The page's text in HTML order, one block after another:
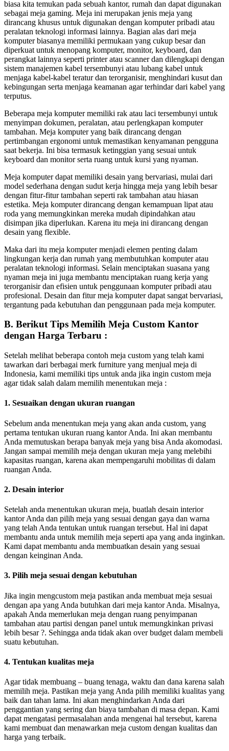
biasa kita temukan pada sebuah kantor, rumah dan dapat digunakan
sebagai meja gaming. Meja ini merupakan jenis meja yang
dirancang khusus untuk digunakan dengan komputer pribadi atau
peralatan teknologi informasi lainnya. Bagian alas dari meja
komputer biasanya memiliki permukaan yang cukup besar dan
diperkuat untuk menopang komputer, monitor, keyboard, dan
perangkat lainnya seperti printer atau scanner dan dilengkapi dengan
sistem manajemen kabel tersembunyi atau lubang kabel untuk
menjaga kabel-kabel teratur dan terorganisir, menghindari kusut dan
kebingungan serta menjaga keamanan agar terhindar dari kabel yang
terputus.
Beberapa meja komputer memiliki rak atau laci tersembunyi untuk
menyimpan dokumen, peralatan, atau perlengkapan komputer
tambahan. Meja komputer yang baik dirancang dengan
pertimbangan ergonomi untuk memastikan kenyamanan pengguna
saat bekerja. Ini bisa termasuk ketinggian yang sesuai untuk
keyboard dan monitor serta ruang untuk kursi yang nyaman.
Meja komputer dapat memiliki desain yang bervariasi, mulai dari
model sederhana dengan sudut kerja hingga meja yang lebih besar
dengan fitur-fitur tambahan seperti rak tambahan atau hiasan
estetika. Meja komputer dirancang dengan kemampuan lipat atau
roda yang memungkinkan mereka mudah dipindahkan atau
disimpan jika diperlukan. Karena itu meja ini dirancang dengan
desain yang flexible.
Maka dari itu meja komputer menjadi elemen penting dalam
lingkungan kerja dan rumah yang membutuhkan komputer atau
peralatan teknologi informasi. Selain menciptakan suasana yang
nyaman meja ini juga membantu menciptakan ruang kerja yang
terorganisir dan efisien untuk penggunaan komputer pribadi atau
profesional. Desain dan fitur meja komputer dapat sangat bervariasi,
tergantung pada kebutuhan dan penggunaan pada meja komputer.
B. Berikut Tips Memilih Meja Custom Kantor
dengan Harga Terbaru :
Setelah melihat beberapa contoh meja custom yang telah kami
tawarkan dari berbagai merk furniture yang menjual meja di
Indonesia, kami memiliki tips untuk anda jika ingin custom meja
agar tidak salah dalam memilih menentukan meja :
1. Sesuaikan dengan ukuran ruangan
Sebelum anda menentukan meja yang akan anda custom, yang
pertama tentukan ukuran ruang kantor Anda. Ini akan membantu
Anda memutuskan berapa banyak meja yang bisa Anda akomodasi.
Jangan sampai memilih meja dengan ukuran meja yang melebihi
kapasitas ruangan, karena akan mempengaruhi mobilitas di dalam
ruangan Anda.
2. Desain interior
Setelah anda menentukan ukuran meja, buatlah desain interior
kantor Anda dan pilih meja yang sesuai dengan gaya dan warna
yang telah Anda tentukan untuk ruangan tersebut. Hal ini dapat
membantu anda untuk memilih meja seperti apa yang anda inginkan.
Kami dapat membantu anda membuatkan desain yang sesuai
dengan keinginan Anda.
3. Pilih meja sesuai dengan kebutuhan
Jika ingin mengcustom meja pastikan anda membuat meja sesuai
dengan apa yang Anda butuhkan dari meja kantor Anda. Misalnya,
apakah Anda memerlukan meja dengan ruang penyimpanan
tambahan atau partisi dengan panel untuk memungkinkan privasi
lebih besar ?. Sehingga anda tidak akan over budget dalam membeli
suatu kebutuhan.
4. Tentukan kualitas meja
Agar tidak membuang – buang tenaga, waktu dan dana karena salah
memilih meja. Pastikan meja yang Anda pilih memiliki kualitas yang
baik dan tahan lama. Ini akan menghindarkan Anda dari
penggantian yang sering dan biaya tambahan di masa depan. Kami
dapat mengatasi permasalahan anda mengenai hal tersebut, karena
kami membuat dan menawarkan meja custom dengan kualitas dan
harga yang terbaik.